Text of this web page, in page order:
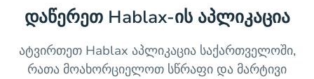
დაწერეთ Hablax-ის აპლიკაცია
ატვირთეთ Hablax აპლიკაცია საქართველოში,
რათა მოახორციელოთ სწრაფი და მარტივი